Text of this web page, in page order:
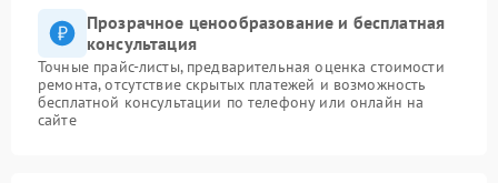
Прозрачное ценообразование и бесплатная
консультация
Точные прайс-листы, предварительная оценка стоимости
ремонта, отсутствие скрытых платежей и возможность
бесплатной консультации по телефону или онлайн на
сайте